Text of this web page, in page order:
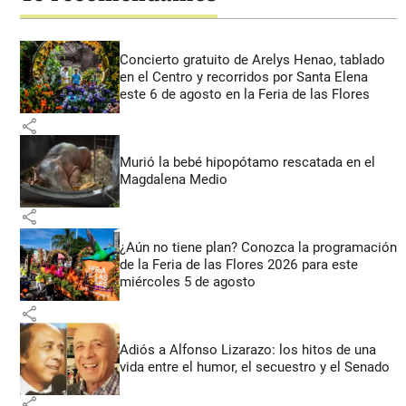
Concierto gratuito de Arelys Henao, tablado
en el Centro y recorridos por Santa Elena
este 6 de agosto en la Feria de las Flores
share
Murió la bebé hipopótamo rescatada en el
Magdalena Medio
share
¿Aún no tiene plan? Conozca la programación
de la Feria de las Flores 2026 para este
miércoles 5 de agosto
share
Adiós a Alfonso Lizarazo: los hitos de una
vida entre el humor, el secuestro y el Senado